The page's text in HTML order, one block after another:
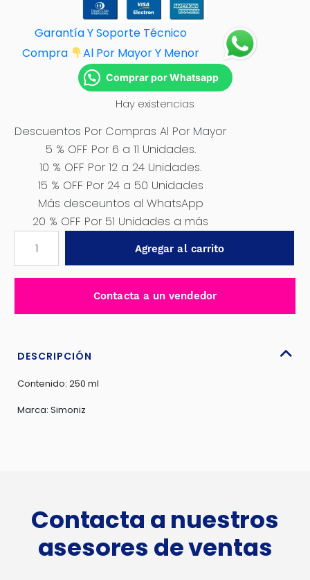
Garantía Y Soporte Técnico
Compra
Al Por Mayor Y Menor
Comprar por Whatsapp
Hay existencias
Descuentos Por Compras Al Por Mayor
5 % OFF Por 6 a 11 Unidades.
10 % OFF Por 12 a 24 Unidades.
15 % OFF Por 24 a 50 Unidades
Más desceuntos al WhatsApp
20 % OFF Por 51 Unidades a más
SUPERFICIES
250ML
SM60013050
cantidad
Agregar al carrito
Contacta a un vendedor
DESCRIPCIÓN
Contenido: 250 ml
Marca: Simoniz
Contacta a nuestros
asesores de ventas